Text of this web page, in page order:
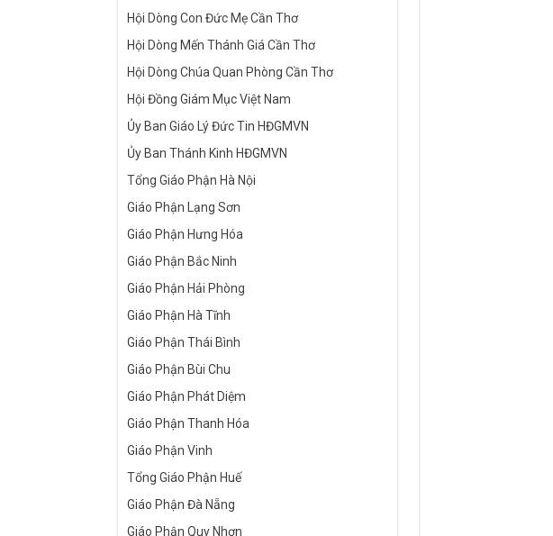
Hội Dòng Con Đức Mẹ Cần Thơ
Hội Dòng Mến Thánh Giá Cần Thơ
Hội Dòng Chúa Quan Phòng Cần Thơ
Hội Đồng Giám Mục Việt Nam
Ủy Ban Giáo Lý Đức Tin HĐGMVN
Ủy Ban Thánh Kinh HĐGMVN
Tổng Giáo Phận Hà Nội
Giáo Phận Lạng Sơn
Giáo Phận Hưng Hóa
Giáo Phận Bắc Ninh
Giáo Phận Hải Phòng
Giáo Phận Hà Tĩnh
Giáo Phận Thái Bình
Giáo Phận Bùi Chu
Giáo Phận Phát Diệm
Giáo Phận Thanh Hóa
Giáo Phận Vinh
Tổng Giáo Phận Huế
Giáo Phận Đà Nẵng
Giáo Phận Quy Nhơn